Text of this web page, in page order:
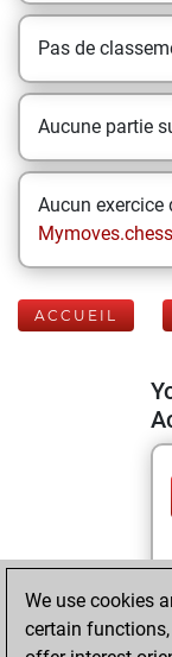
Pas de
Aucune partie
Aucun exercice
ACCUEIL
We use cookies
certain